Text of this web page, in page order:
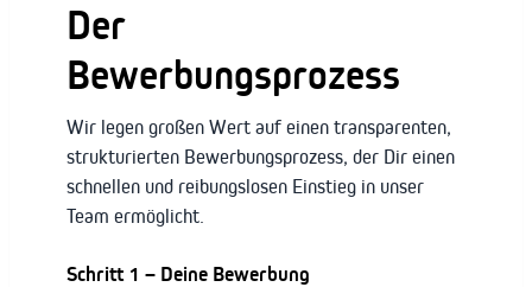
Der
Bewerbungsprozess
Wir legen großen Wert auf einen transparenten,
strukturierten Bewerbungsprozess, der Dir einen
schnellen und reibungslosen Einstieg in unser
Team ermöglicht.
Schritt 1 – Deine Bewerbung